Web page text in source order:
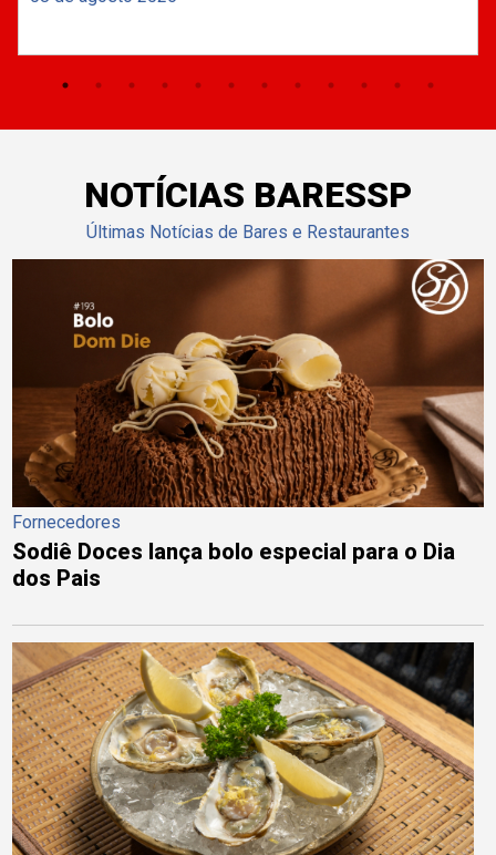
NOTÍCIAS BARESSP
Últimas Notícias de Bares e Restaurantes
Fornecedores
Sodiê Doces lança bolo especial para o Dia
dos Pais